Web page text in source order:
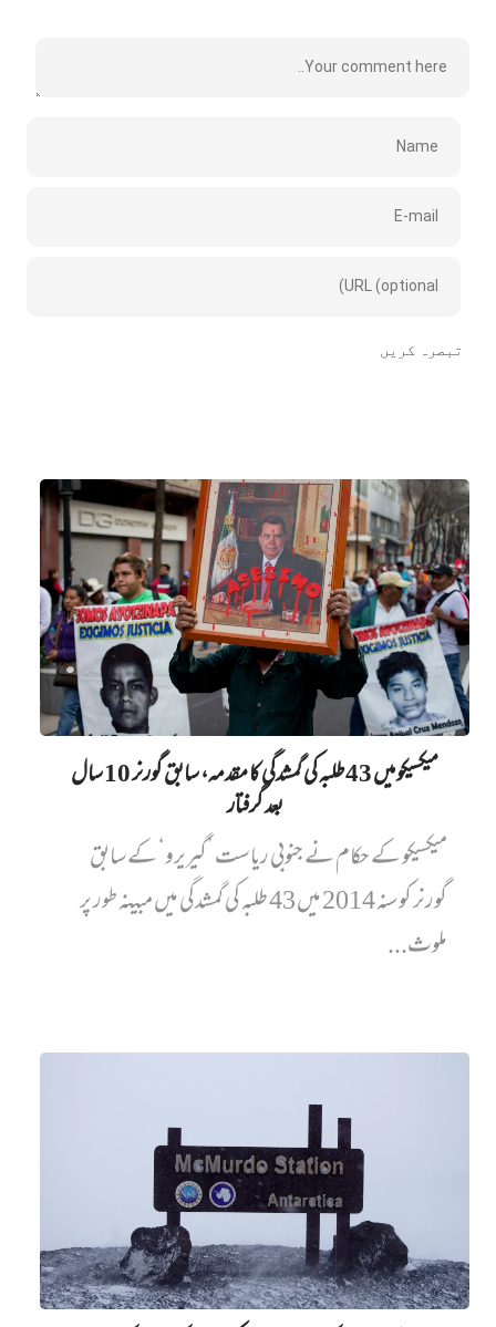
میکسیکو میں 43 طلبہ کی گمشدگی کا مقدمہ، سابق گورنر 10 سال
بعد گرفتار
میکسیکو کے حکام نے جنوبی ریاست ’گیریرو‘ کے سابق
گورنر کو سنہ 2014 میں 43 طلبہ کی گمشدگی میں مبینہ طور پر
ملوث...